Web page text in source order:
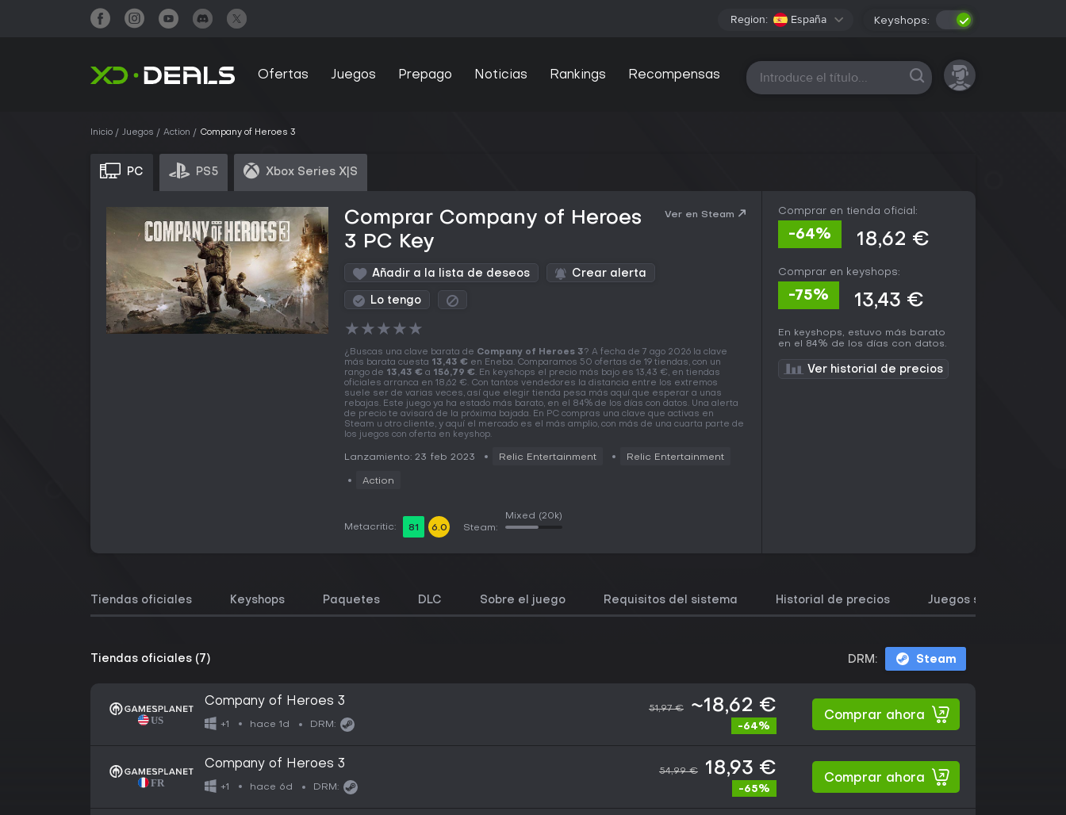
Region: España Keyshops:
Ofertas Juegos Prepago Noticias Rankings Recompensas Todas las plataformas
Inicio Juegos Action Company of Heroes 3
PC PS5 Xbox Series X|S
Comprar Company of Heroes
3 PC Key
Ver en Steam
Añadir a la lista de deseos Crear alerta
Lo tengo
★★★★★
¿Buscas una clave barata de Company of Heroes 3? A fecha de 7 ago 2026 la clave
más barata cuesta 13,43 € en Eneba. Comparamos 50 ofertas de 19 tiendas, con un
rango de 13,43 € a 156,79 €. En keyshops el precio más bajo es 13,43 €, en tiendas
oficiales arranca en 18,62 €. Con tantos vendedores la distancia entre los extremos
suele ser de varias veces, así que elegir tienda pesa más aquí que esperar a unas
rebajas. Este juego ya ha estado más barato, en el 84% de los días con datos. Una alerta
de precio te avisará de la próxima bajada. En PC compras una clave que activas en
Steam u otro cliente, y aquí el mercado es el más amplio, con más de una cuarta parte de
los juegos con oferta en keyshop.
Lanzamiento: 23 feb 2023 Relic Entertainment Relic Entertainment
Action
Metacritic: 81 6.0 Steam:
Mixed (20k)
Comprar en tienda oficial:
-64% 18,62 €
Comprar en keyshops:
-75% 13,43 €
En keyshops, estuvo más barato
en el 84% de los días con datos.
Ver historial de precios
Tiendas oficiales Keyshops Paquetes DLC Sobre el juego Requisitos del sistema Historial de precios Juegos similares
Tiendas oficiales (7) DRM: Steam
Company of Heroes 3
+1 hace 1d DRM:
51,97 € ~18,62 €
-64%
Comprar ahora
Company of Heroes 3
+1 hace 6d DRM:
54,99 € 18,93 €
-65%
Comprar ahora